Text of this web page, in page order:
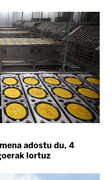
adostu du, 4
lortuz